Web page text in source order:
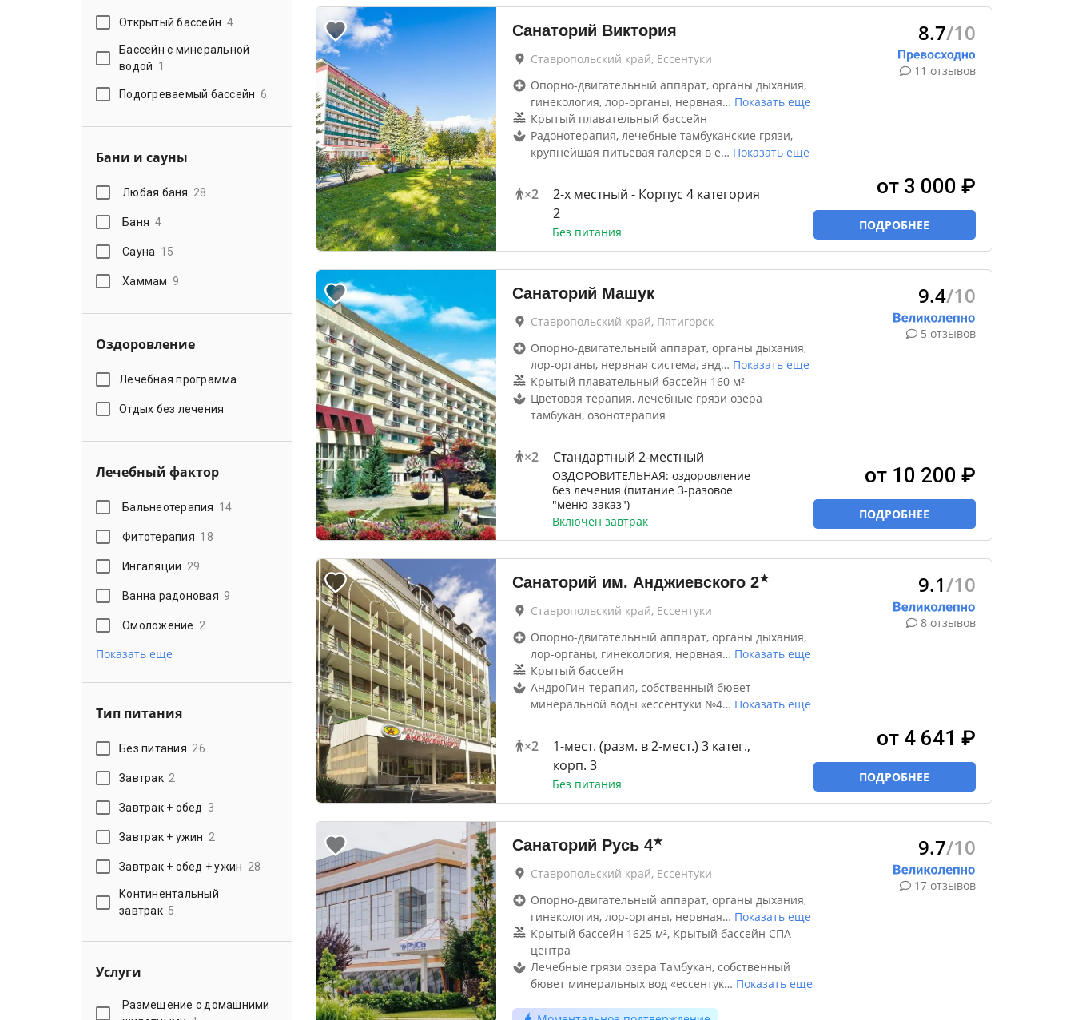
Открытый бассейн 4
Бассейн с минеральной
водой 1
Подогреваемый бассейн 6
Бани и сауны
Любая баня 28
Баня 4
Сауна 15
Хаммам 9
Оздоровление
Лечебная программа
Отдых без лечения
Лечебный фактор
Бальнеотерапия 14
Фитотерапия 18
Ингаляции 29
Ванна радоновая 9
Омоложение 2
Показать еще
Тип питания
Без питания 26
Завтрак 2
Завтрак + обед 3
Завтрак + ужин 2
Завтрак + обед + ужин 28
Континентальный
завтрак 5
Услуги
Размещение с домашними
Санаторий Виктория
Ставропольский край, Ессентуки
Опорно-двигательный аппарат, органы дыхания,
гинекология, лор-органы, нервная… Показать еще
Крытый плавательный бассейн
Радонотерапия, лечебные тамбуканские грязи,
крупнейшая питьевая галерея в е… Показать еще
×2
2-x местный - Корпус 4 категория
2
Без питания
8.7/10
11 отзывов
от 3 000 ₽
ПОДРОБНЕЕ
Санаторий Машук
Ставропольский край, Пятигорск
Опорно-двигательный аппарат, органы дыхания,
лор-органы, нервная система, энд… Показать еще
Крытый плавательный бассейн 160 м²
Цветовая терапия, лечебные грязи озера
тамбукан, озонотерапия
×2 Стандартный 2-местный
ОЗДОРОВИТЕЛЬНАЯ: оздоровление
без лечения (питание 3-разовое
"меню-заказ")
Включен завтрак
9.4/10
5 отзывов
от 10 200 ₽
ПОДРОБНЕЕ
Санаторий им. Анджиевского 2★
Ставропольский край, Ессентуки
Опорно-двигательный аппарат, органы дыхания,
лор-органы, гинекология, нервная… Показать еще
Крытый бассейн
АндроГин-терапия, собственный бювет
минеральной воды «ессентуки №4… Показать еще
×2
1-мест. (разм. в 2-мест.) 3 катег.,
корп. 3
Без питания
9.1/10
8 отзывов
от 4 641 ₽
ПОДРОБНЕЕ
Санаторий Русь 4★
Ставропольский край, Ессентуки
Опорно-двигательный аппарат, органы дыхания,
гинекология, лор-органы, нервная… Показать еще
Крытый бассейн 1625 м², Крытый бассейн СПА-
центра
Лечебные грязи озера Тамбукан, собственный
бювет минеральных вод «ессентук… Показать еще
9.7/10
17 отзывов